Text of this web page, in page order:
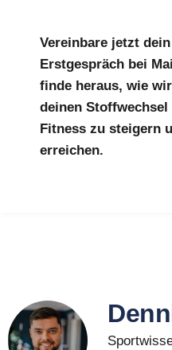
Vereinbare jetzt
Erstgespräch bei
finde heraus, wie
deinen
Fitness zu steigern
erreichen.